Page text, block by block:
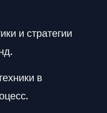
и стратегии
в